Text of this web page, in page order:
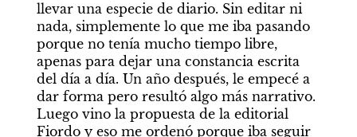
llevar una especie de diario. Sin editar ni
nada, simplemente lo que me iba pasando
porque no tenía mucho tiempo libre,
apenas para dejar una constancia escrita
del día a día. Un año después, le empecé a
dar forma pero resultó algo más narrativo.
Luego vino la propuesta de la editorial
Fiordo y eso me ordenó porque iba seguir